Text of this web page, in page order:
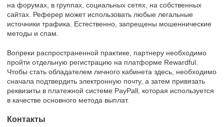
на форумах, в группах, социальных сетях, на собственных
сайтах. Реферер может использовать любые легальные
источники трафика. Естественно, запрещены мошеннические
методы и спам.
Вопреки распространенной практике, партнеру необходимо
пройти отдельную регистрацию на платформе Rewardful.
Чтобы стать обладателем личного кабинета здесь, необходимо
сначала подтвердить электронную почту, а затем привязать
реквизиты в платежной системе PayPall, которая используется
в качестве основного метода выплат.
Контакты